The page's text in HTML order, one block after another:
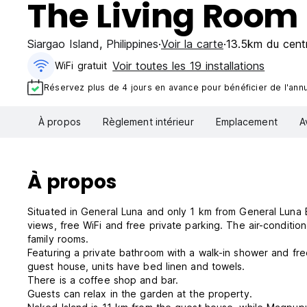
The Living
Siargao Island, Philippines Voir la carte 13.5km du
WiFi gratuit Voir toutes les 19 installations
Réservez plus de 4 jours en avance pour bénéficier de
À propos Règlement intérieur Emplacement
À propos
Situated in General Luna and only 1 km from General
views, free WiFi and free private parking. The air-
family rooms.
Featuring a private bathroom with a walk-in shower and
guest house, units have bed linen and towels.
There is a coffee shop and bar.
Guests can relax in the garden at the property.